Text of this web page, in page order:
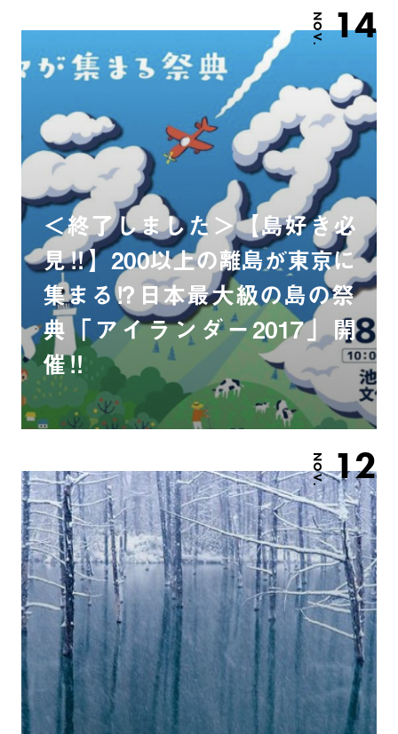
NOV. 14
＜終了しました＞【島好き必
見‼︎】200以上の離島が東京に
集まる⁉︎日本最大級の島の祭
典「アイランダー2017」開
催‼︎
NOV. 12